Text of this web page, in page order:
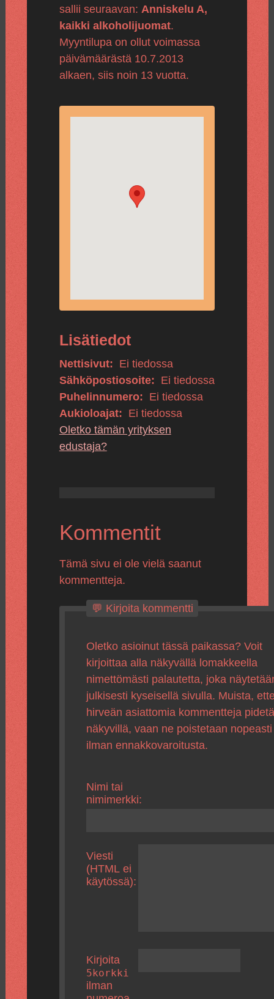
sallii seuraavan: Anniskelu A,
kaikki alkoholijuomat.
Myyntilupa on ollut voimassa
päivämäärästä 10.7.2013
alkaen, siis noin 13 vuotta.
Lisätiedot
Nettisivut: Ei tiedossa
Sähköpostiosoite: Ei tiedossa
Puhelinnumero: Ei tiedossa
Aukioloajat: Ei tiedossa
Oletko tämän yrityksen
edustaja?
Kommentit
Tämä sivu ei ole vielä saanut
kommentteja.
💬 Kirjoita kommentti
Oletko asioinut tässä paikassa? Voit
kirjoittaa alla näkyvällä lomakkeella
nimettömästi palautetta, joka
julkisesti kyseisellä sivulla. Muista,
hirveän asiattomia kommentteja pidetä
näkyvillä, vaan ne poistetaan
ilman ennakkovaroitusta.
Nimi tai
nimimerkki:
Viesti
(HTML ei
käytössä):
Kirjoita
5korkki
ilman